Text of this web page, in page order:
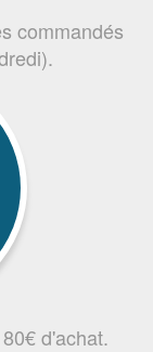
commandés
d'achat.